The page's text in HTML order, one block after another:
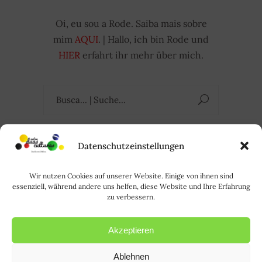
Datenschutzeinstellungen
Wir nutzen Cookies auf unserer Website. Einige von ihnen sind
essenziell, während andere uns helfen, diese Website und Ihre Erfahrung
zu verbessern.
Akzeptieren
Ablehnen
Oi, eu sou a Rode. Saiba mais sobre
mim AQUI. | Hallo, ich bin Rode und
HIER erfahrt ihr mehr über mich.
FOLLOW US
INSTAGRAM
TAGS
(64) ALEMÃO